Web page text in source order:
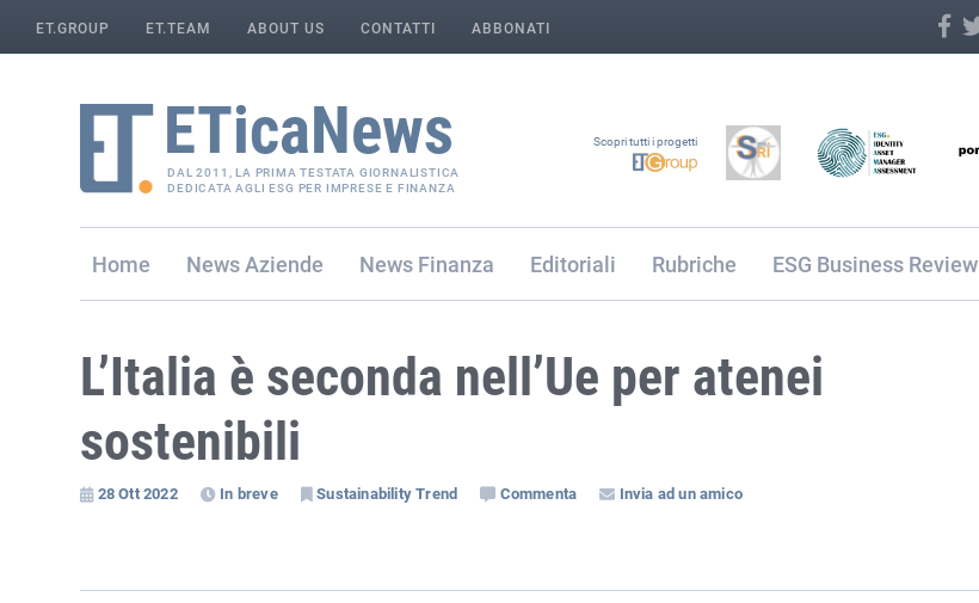
ET.GROUP ET.TEAM ABOUT US CONTATTI ABBONATI
DAL 2011, LA PRIMA TESTATA GIORNALISTICA
DEDICATA AGLI ESG PER IMPRESE E FINANZA
Scopri tutti i progetti
Home Aziende Finanza Editoriali Rubriche ESG Business Review
L’Italia è seconda nell’Ue per atenei
sostenibili
28 Ott 2022 In breve Sustainability Trend Commenta Invia ad un amico